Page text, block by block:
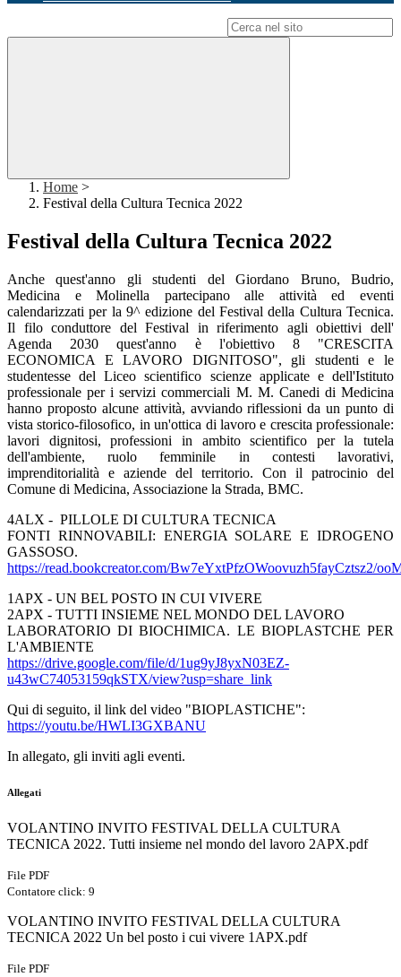
Home >
Festival della Cultura Tecnica 2022
Festival della Cultura Tecnica 2022
Anche quest'anno gli studenti del Giordano Bruno, Budrio,
Medicina e Molinella partecipano alle attività ed eventi
calendarizzati per la 9^ edizione del Festival della Cultura Tecnica.
Il filo conduttore del Festival in riferimento agli obiettivi dell'
Agenda 2030 quest'anno è l'obiettivo 8 "CRESCITA
ECONOMICA E LAVORO DIGNITOSO", gli studenti e le
studentesse del Liceo scientifico scienze applicate e dell'Istituto
professionale per i servizi commerciali M. M. Canedi di Medicina
hanno proposto alcune attività, avviando riflessioni da un punto di
vista storico-filosofico, in un'ottica di lavoro e crescita professionale:
lavori dignitosi, professioni in ambito scientifico per la tutela
dell'ambiente, ruolo femminile in contesti lavorativi,
imprenditorialità e aziende del territorio. Con il patrocinio del
Comune di Medicina, Associazione la Strada, BMC.
4ALX - PILLOLE DI CULTURA TECNICA
FONTI RINNOVABILI: ENERGIA SOLARE E IDROGENO
GASSOSO.
https://read.bookcreator.com/Bw7eYxtPfzOWoovuzh5fayCztsz2/
1APX - UN BEL POSTO IN CUI VIVERE
2APX - TUTTI INSIEME NEL MONDO DEL LAVORO
LABORATORIO DI BIOCHIMICA. LE BIOPLASTCHE PER
L'AMBIENTE
https://drive.google.com/file/d/1ug9yJ8yxN03EZ-
u43wC74053159qkSTX/view?usp=share_link
Qui di seguito, il link del video "BIOPLASTICHE":
https://youtu.be/HWLI3GXBANU
In allegato, gli inviti agli eventi.
Allegati
VOLANTINO INVITO FESTIVAL DELLA CULTURA
TECNICA 2022. Tutti insieme nel mondo del lavoro 2APX.pdf
File PDF
Contatore click: 9
VOLANTINO INVITO FESTIVAL DELLA CULTURA
TECNICA 2022 Un bel posto i cui vivere 1APX.pdf
File PDF